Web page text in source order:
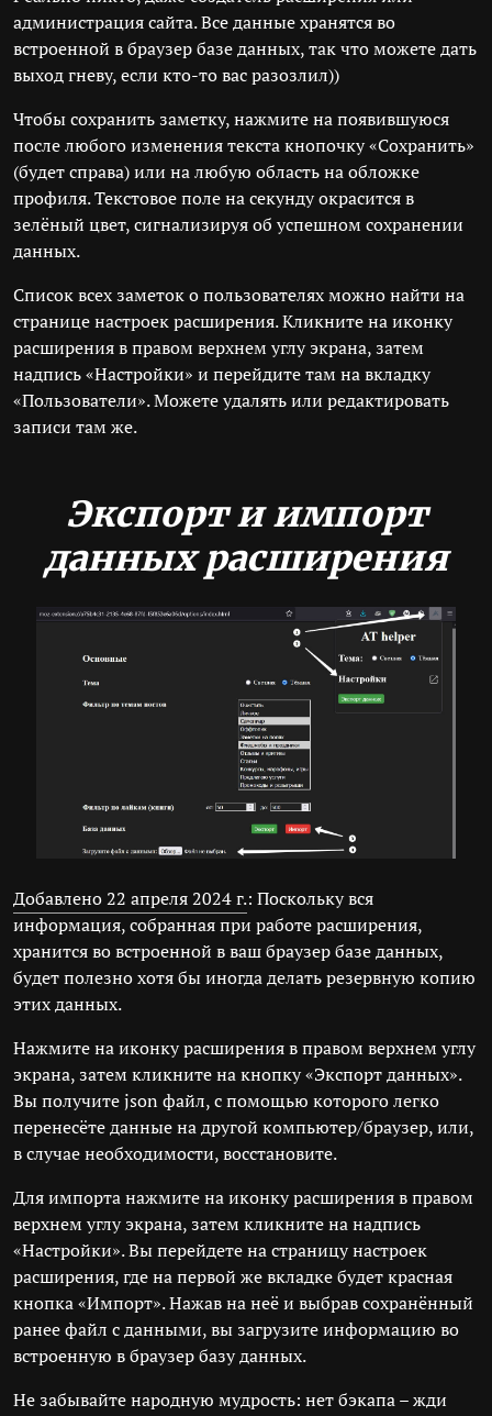
администрация сайта. Все данные хранятся во
встроенной в браузер базе данных, так что можете дать
выход гневу, если кто-то вас разозлил))
Чтобы сохранить заметку, нажмите на появившуюся
после любого изменения текста кнопочку «Сохранить»
(будет справа) или на любую область на обложке
профиля. Текстовое поле на секунду окрасится в
зелёный цвет, сигнализируя об успешном сохранении
данных.
Список всех заметок о пользователях можно найти на
странице настроек расширения. Кликните на иконку
расширения в правом верхнем углу экрана, затем
надпись «Настройки» и перейдите там на вкладку
«Пользователи». Можете удалять или редактировать
записи там же.
Экспорт и импорт
данных расширения
Добавлено 22 апреля 2024 г.: Поскольку вся
информация, собранная при работе расширения,
хранится во встроенной в ваш браузер базе данных,
будет полезно хотя бы иногда делать резервную копию
этих данных.
Нажмите на иконку расширения в правом верхнем углу
экрана, затем кликните на кнопку «Экспорт данных».
Вы получите json файл, с помощью которого легко
перенесёте данные на другой компьютер/браузер, или,
в случае необходимости, восстановите.
Для импорта нажмите на иконку расширения в правом
верхнем углу экрана, затем кликните на надпись
«Настройки». Вы перейдете на страницу настроек
расширения, где на первой же вкладке будет красная
кнопка «Импорт». Нажав на неё и выбрав сохранённый
ранее файл с данными, вы загрузите информацию во
встроенную в браузер базу данных.
Не забывайте народную мудрость: нет бэкапа – жди